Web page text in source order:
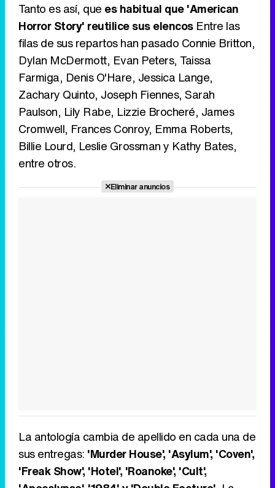
Canción ganadora de Eurovisión 2026: DARA con "Bangaranga" por Bulgaria
Tanto es así, que es habitual que 'American
Horror Story' reutilice sus elencosEntre las
filas de sus repartos han pasado Connie Britton,
Dylan McDermott, Evan Peters, Taissa
Farmiga, Denis O'Hare, Jessica Lange,
Zachary Quinto, Joseph Fiennes, Sarah
Paulson, Lily Rabe, Lizzie Brocheré, James
Cromwell, Frances Conroy, Emma Roberts,
Billie Lourd, Leslie Grossman y Kathy Bates,
entre otros.
Eliminar anuncios
La antología cambia de apellido en cada una de
sus entregas: 'Murder House', 'Asylum', 'Coven',
'Freak Show', 'Hotel', 'Roanoke', 'Cult',